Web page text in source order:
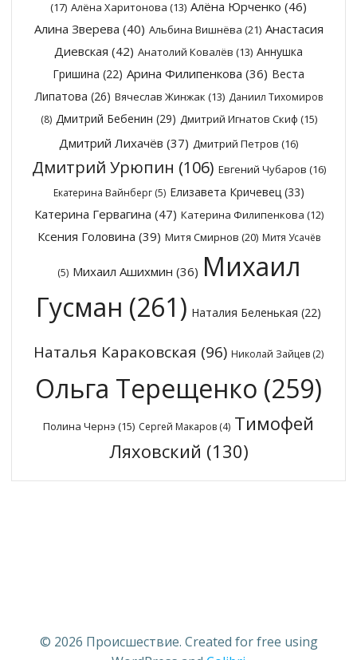
(17) Алёна Харитонова (13) Алёна Юрченко (46)
Алина Зверева (40) Альбина Вишнёва (21) Анастасия
Диевская (42) Анатолий Ковалёв (13) Аннушка
Гришина (22) Арина Филипенкова (36) Веста
Липатова (26) Вячеслав Жинжак (13) Даниил Тихомиров
(8) Дмитрий Бебенин (29) Дмитрий Игнатов Скиф (15)
Дмитрий Лихачёв (37) Дмитрий Петров (16)
Дмитрий Урюпин (106) Евгений Чубаров (16)
Екатерина Вайнберг(5) Елизавета Кричевец(33)
Катерина Гервагина (47) Катерина Филипенкова (12)
Ксения Головина (39) Митя Смирнов (20) Митя Усачёв
(5) Михаил Ашихмин (36) Михаил
Гусман (261) Наталия Беленькая (22)
Наталья Караковская (96) Николай Зайцев (2)
Ольга Терещенко (259)
Полина Чернэ (15) Сергей Макаров (4) Тимофей
Ляховский (130)
© 2026 Происшествие. Created for free using